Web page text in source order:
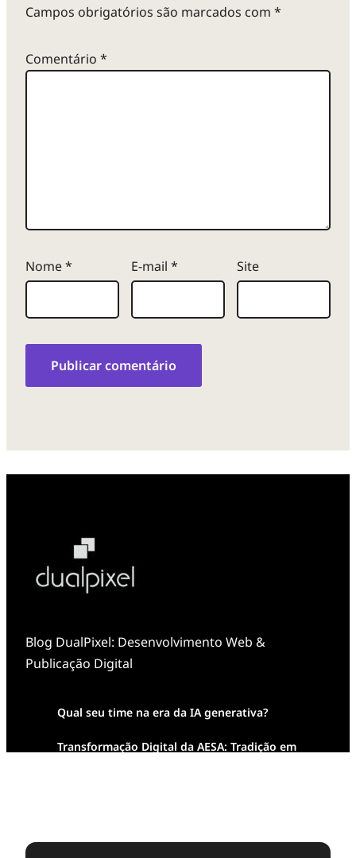
Campos obrigatórios são marcados com *
Comentário *
Nome* E-mail * Site
Blog DualPixel: Desenvolvimento Web &
Publicação Digital
Qual seu time na era da IA generativa?
Transformação Digital da AESA: Tradição em